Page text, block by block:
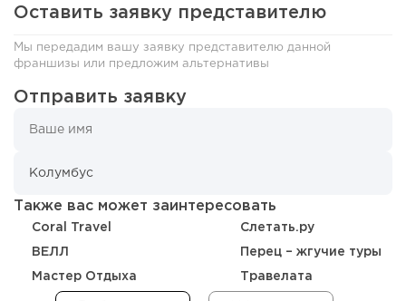
216
Оставить заявку представителю
Мы передадим вашу заявку представителю данной
франшизы или предложим альтернативы
Отправить заявку
Также вас может заинтересовать
Coral Travel Слетать.ру
ВЕЛЛ Перец – жгучие туры
Мастер Отдыха Травелата